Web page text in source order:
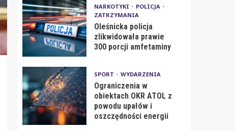
NARKOTYKI
POLICJA
ZATRZYMANIA
Oleśnicka policja
zlikwidowała prawie
300 porcji amfetaminy
SPORT WYDARZENIA
Ograniczenia w
obiektach OKR ATOL z
powodu upałów i
oszczędności energii